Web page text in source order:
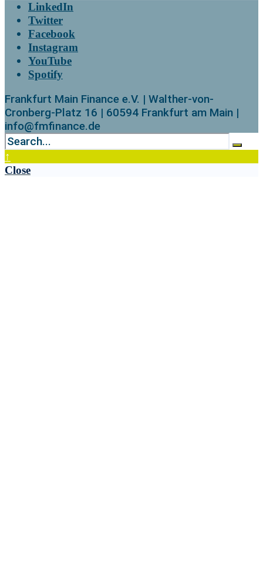
LinkedIn
Twitter
Facebook
Instagram
YouTube
Spotify
Frankfurt Main Finance e.V. | Walther-von-
Cronberg-Platz 16 | 60594 Frankfurt am Main |
info@fmfinance.de
↑
Close